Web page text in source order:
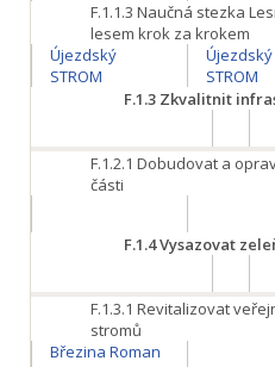
F.1.1.3 Naučná stezka
lesem krok za krokem
Újezdský
STROM
Újezdský
STROM
F.1.3 Zkvalitnit
F.1.2.1 Dobudovat a
části
F.1.4Vysazovat
F.1.3.1 Revitalizovat
stromů
Březina Roman